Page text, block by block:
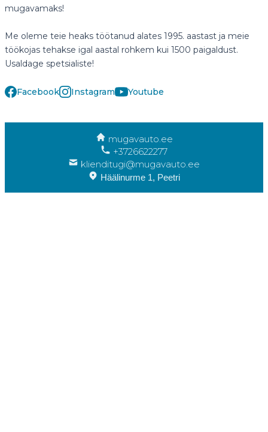
mugavamaks!
Me oleme teie heaks töötanud alates 1995. aastast ja meie
töökojas tehakse igal aastal rohkem kui 1500 paigaldust.
Usaldage spetsialiste!
Facebook Instagram Youtube
mugavauto.ee
+3726622277
klienditugi@mugavauto.ee
Häälinurme 1, Peetri